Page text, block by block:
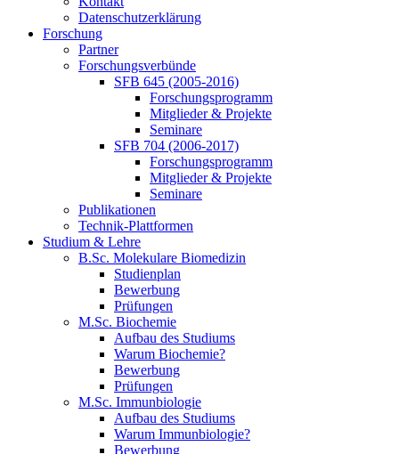
Datenschutzerklärung
Forschung
Partner
Forschungsverbünde
SFB 645 (2005-2016)
Forschungsprogramm
Mitglieder & Projekte
Seminare
SFB 704 (2006-2017)
Forschungsprogramm
Mitglieder & Projekte
Seminare
Publikationen
Technik-Plattformen
Studium & Lehre
B.Sc. Molekulare Biomedizin
Studienplan
Bewerbung
Prüfungen
M.Sc. Biochemie
Aufbau des Studiums
Warum Biochemie?
Bewerbung
Prüfungen
M.Sc. Immunbiologie
Aufbau des Studiums
Warum Immunbiologie?
Bewerbung